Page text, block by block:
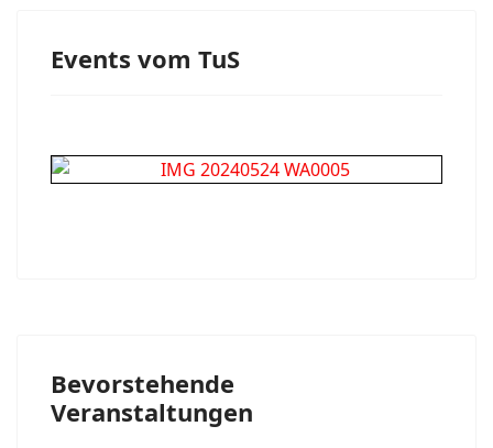
Events vom TuS
Bevorstehende
Veranstaltungen